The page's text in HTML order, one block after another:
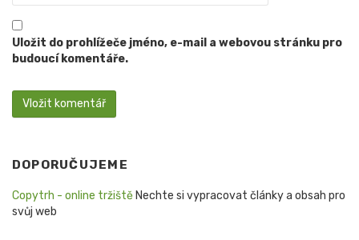
Uložit do prohlížeče jméno, e-mail a webovou stránku pro
budoucí komentáře.
DOPORUČUJEME
Copytrh - online tržiště Nechte si vypracovat články a obsah pro
svůj web